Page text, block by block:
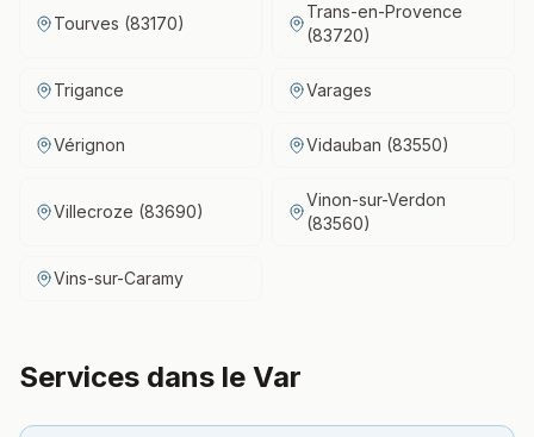
Tourves (83170)
Trans-en-Provence
(83720)
Trigance Varages
Vérignon Vidauban (83550)
Villecroze (83690)
Vinon-sur-Verdon
(83560)
Vins-sur-Caramy
Services dans le Var